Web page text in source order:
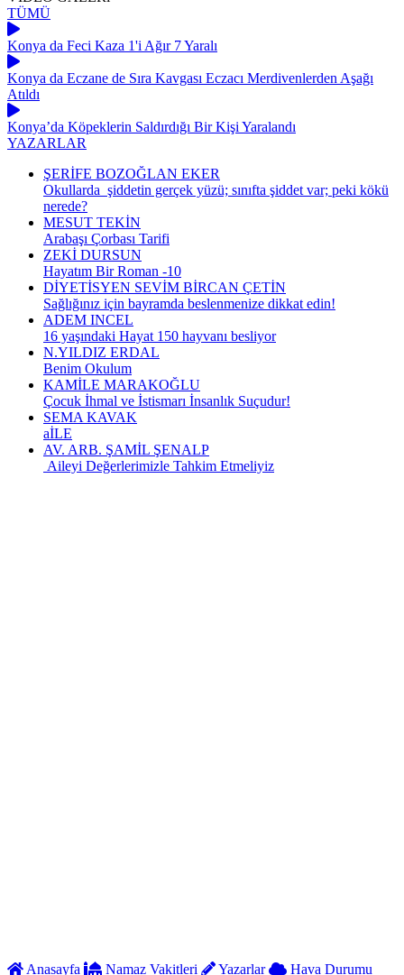
TÜMÜ
Konya da Feci Kaza 1'i Ağır 7 Yaralı
Konya da Eczane de Sıra Kavgası Eczacı Merdivenlerden Aşağı
Atıldı
Konya’da Köpeklerin Saldırdığı Bir Kişi Yaralandı
YAZARLAR
ŞERİFE BOZOĞLAN EKER
Okullarda şiddetin gerçek yüzü; sınıfta şiddet var; peki kökü
nerede?
MESUT TEKİN
Arabaşı Çorbası Tarifi
ZEKİ DURSUN
Hayatım Bir Roman -10
DİYETİSYEN SEVİM BİRCAN ÇETİN
Sağlığınız için bayramda beslenmenize dikkat edin!
ADEM INCEL
16 yaşındaki Hayat 150 hayvanı besliyor
N.YILDIZ ERDAL
Benim Okulum
KAMİLE MARAKOĞLU
Çocuk İhmal ve İstismarı İnsanlık Suçudur!
SEMA KAVAK
aİLE
AV. ARB. ŞAMİL ŞENALP
Aileyi Değerlerimizle Tahkim Etmeliyiz
Anasayfa Namaz Vakitleri Yazarlar Hava Durumu